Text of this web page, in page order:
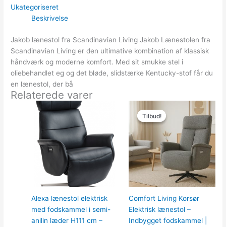
Ukategoriseret
Beskrivelse
Jakob lænestol fra Scandinavian Living Jakob Lænestolen fra
Scandinavian Living er den ultimative kombination af klassisk
håndværk og moderne komfort. Med sit smukke stel i
oliebehandlet eg og det bløde, slidstærke Kentucky-stof får du
en lænestol, der bå
Relaterede varer
Alexa lænestol elektrisk
med fodskammel i semi-
anilin læder H111 cm –
Tilbud!
Tilbud!
Comfort Living Korsør
Elektrisk lænestol –
Indbygget fodskammel |
oprindelige
11,209.00kr..
Den
aktuelle
pris
er: